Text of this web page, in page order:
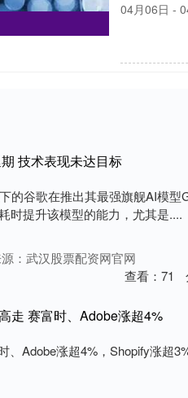
04月06日 -
技术表现未达目标
的谷歌在推出其最强旗舰AI模型
时提升该模型的能力，尤其是....
：武汉股票配资网官网
查看： 71
走 赛富时、Adobe涨超4%
、Adobe涨超4%，Shopify涨超